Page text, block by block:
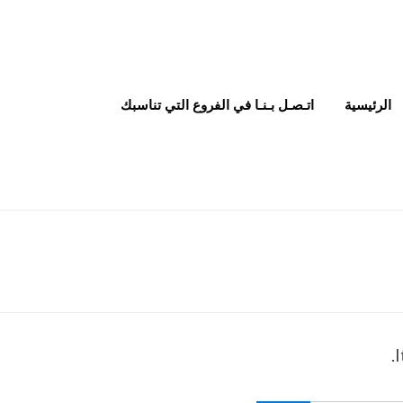
الرئيسية اتـصـل بـنـا في الفروع التي تناسبك